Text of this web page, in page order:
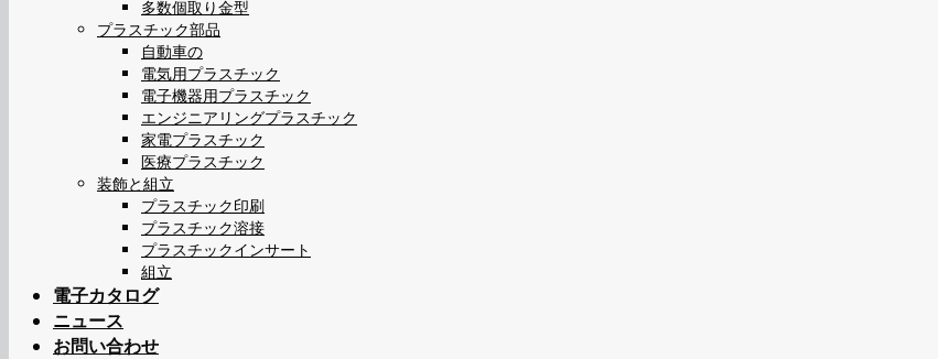
多数個取り金型
プラスチック部品
自動車の
電気用プラスチック
電子機器用プラスチック
エンジニアリングプラスチック
家電プラスチック
医療プラスチック
装飾と組立
プラスチック印刷
プラスチック溶接
プラスチックインサート
組立
電子カタログ
ニュース
お問い合わせ